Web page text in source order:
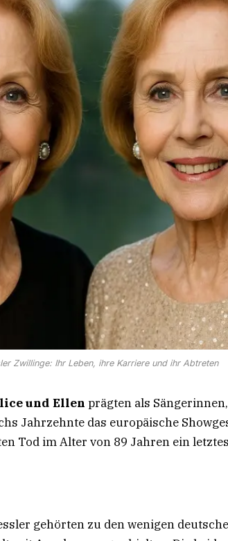
Zwillinge: Ihr Leben, ihre Karriere und ihr Abtreten
und Ellen prägten als
Jahrzehnte das europäische
Tod im Alter von 89 Jahren ein
gehörten zu den wenigen